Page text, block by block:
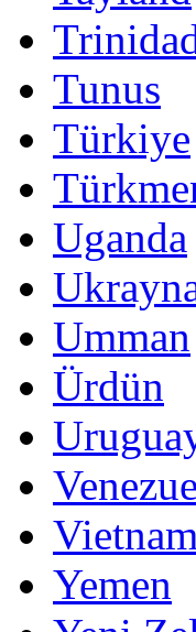
Tunus
Türkiye
Uganda
Umman
Ürdün
Vietnam
Yemen